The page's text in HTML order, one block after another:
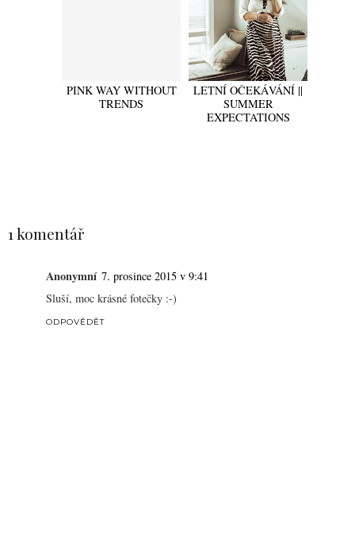
PINK WAY WITHOUT
TRENDS
LETNÍ OČEKÁVÁNÍ ||
SUMMER
EXPECTATIONS
1 komentář
Anonymní 7. prosince 2015 v 9:41
Sluší, moc krásné fotečky :-)
ODPOVĚDĚT